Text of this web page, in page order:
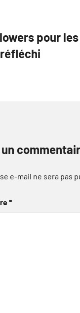
pour
e-mail ne sera pas
*